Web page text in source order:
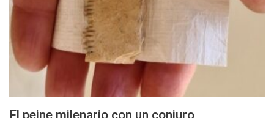
El peine milenario con un conjuro